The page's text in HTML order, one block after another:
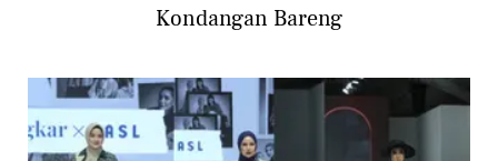
Kondangan Bareng